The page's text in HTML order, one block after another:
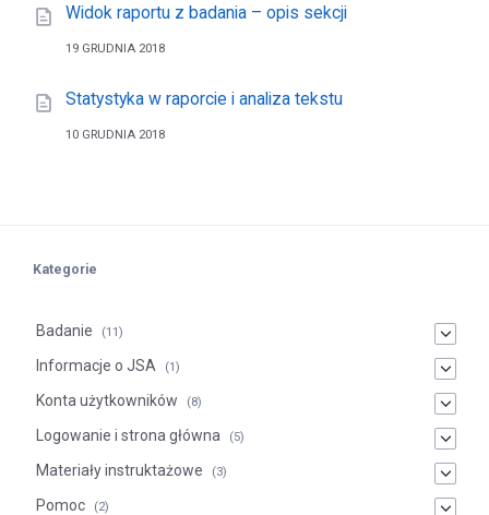
Widok raportu z badania – opis sekcji
19 GRUDNIA 2018
Statystyka w raporcie i analiza tekstu
10 GRUDNIA 2018
Kategorie
Badanie (11)
Informacje o JSA (1)
Konta użytkowników (8)
Logowanie i strona główna (5)
Materiały instruktażowe (3)
Pomoc (2)